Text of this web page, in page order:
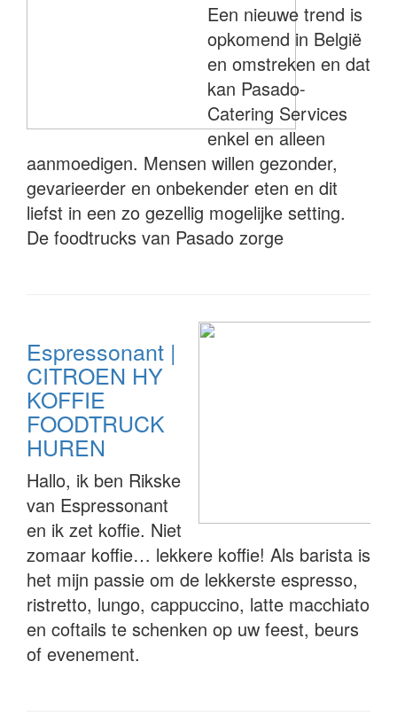
Een nieuwe trend is
opkomend in België
en omstreken en dat
kan Pasado-
Catering Services
enkel en alleen
aanmoedigen. Mensen willen gezonder,
gevarieerder en onbekender eten en dit
liefst in een zo gezellig mogelijke setting.
De foodtrucks van Pasado zorge
Espressonant |
CITROEN HY
KOFFIE
FOODTRUCK
HUREN
Hallo, ik ben Rikske
van Espressonant
en ik zet koffie. Niet
zomaar koffie… lekkere koffie! Als barista is
het mijn passie om de lekkerste espresso,
ristretto, lungo, cappuccino, latte macchiato
en coftails te schenken op uw feest, beurs
of evenement.